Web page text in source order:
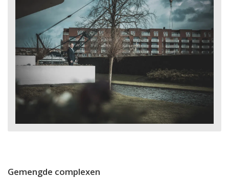
Gemengde complexen